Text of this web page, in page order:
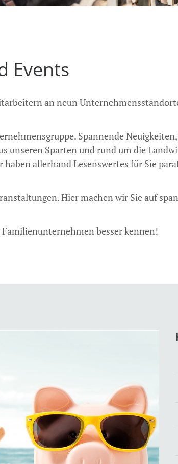
Events
an neun
Spannende
Sparten und rund um die
allerhand Lesenswertes für Sie
Hier machen wir Sie auf
besser kennen!